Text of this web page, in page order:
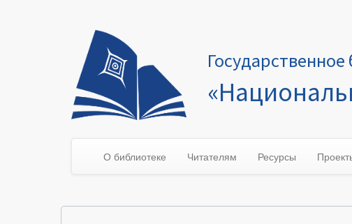
О библиотеке Читателям Ресурсы